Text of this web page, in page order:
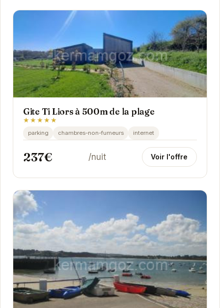
Gite Ti Liors à 500m de la plage
★★★★★
parking chambres-non-fumeurs internet
237€ /nuit Voir l'offre